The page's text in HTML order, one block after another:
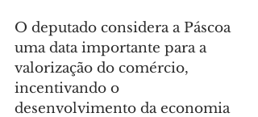
O deputado considera a Páscoa
uma data importante para a
valorização do comércio,
incentivando o
desenvolvimento da economia